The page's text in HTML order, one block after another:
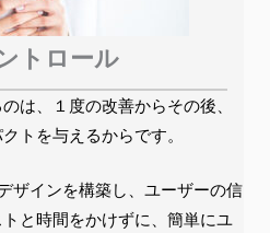
トロール
は、１度の改善からその後、
トを与えるからです。
ザインを構築し、ユーザーの信
と時間をかけずに、簡単にユ